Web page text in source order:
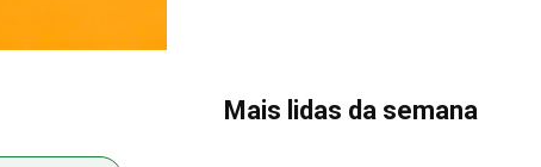
Mais lidas da semana